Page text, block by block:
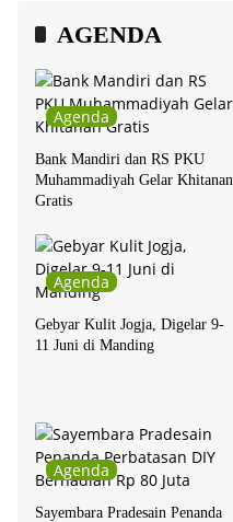
AGENDA
Agenda
Bank Mandiri dan RS PKU
Muhammadiyah Gelar Khitanan
Gratis
Agenda
Gebyar Kulit Jogja, Digelar 9-
11 Juni di Manding
Agenda
Sayembara Pradesain Penanda